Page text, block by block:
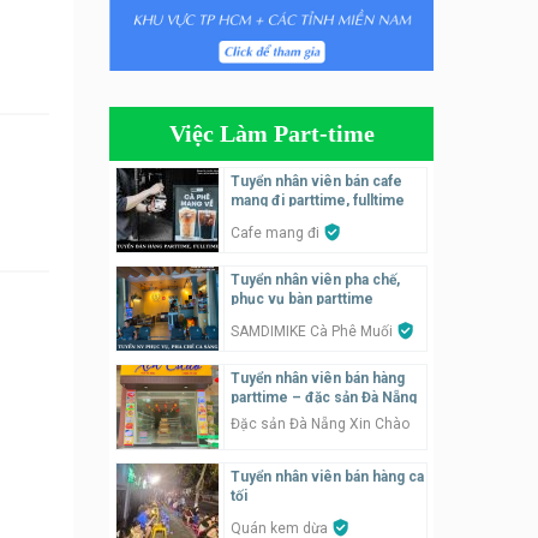
Tuyển nhân viên phụ quán ăn
– hỗ trợ ăn ở
parttime
GÀ GÔ FASTFOOD
parttime
Tuyển nhân viên pha chế
tiệm trà sữa
TRÀ SỮA THÁI LAN
Tuyển nhân viên tư vấn bán
hàng tiệm bánh ngọt
Tiệm bánh ngọt
Việc Làm Part-time
Tuyển nhân viên bán cafe
mang đi parttime, fulltime
Cafe mang đi
Tuyển nhân viên pha chế,
phục vụ bàn parttime
SAMDIMIKE Cà Phê Muối
Tuyển nhân viên bán hàng
parttime – đặc sản Đà Nẵng
Đặc sản Đà Nẵng Xin Chào
Tuyển nhân viên bán hàng ca
tối
Quán kem dừa